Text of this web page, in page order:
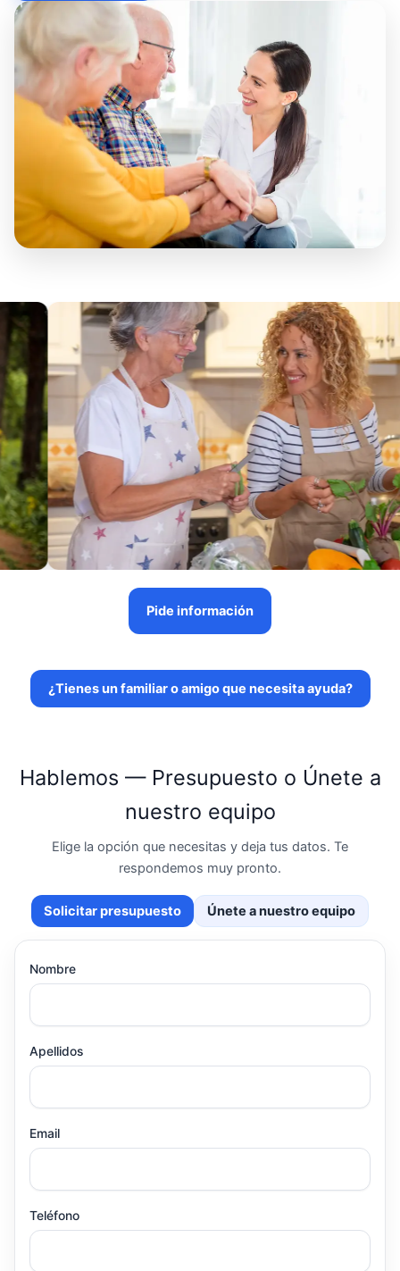
Pide información
¿Tienes un familiar o amigo que necesita ayuda?
Hablemos — Presupuesto o Únete a
nuestro equipo
Elige la opción que necesitas y deja tus datos. Te
respondemos muy pronto.
Solicitar presupuesto Únete a nuestro equipo
Nombre
Apellidos
Email
Teléfono